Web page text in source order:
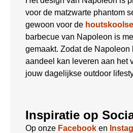
voor de matzwarte phantom
gewoon voor de
barbecue van Napoleon is
gemaakt. Zodat de Napoleon
aandeel kan leveren aan het
jouw dagelijkse outdoor
Inspiratie op
Op onze Facebook en